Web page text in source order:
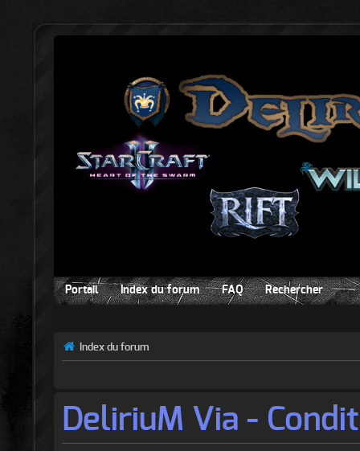
Portail Index du forum FAQ Rechercher
Index du forum
DeliriuM Via -